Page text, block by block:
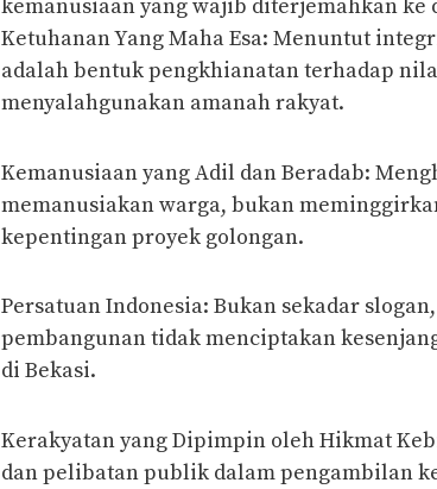
kemanusiaan yang wajib diterjemahkan ke
​Ketuhanan Yang Maha Esa: Menuntut
adalah bentuk pengkhianatan terhadap
menyalahgunakan amanah rakyat.
​Kemanusiaan yang Adil dan Beradab:
memanusiakan warga, bukan
kepentingan proyek golongan.
​Persatuan Indonesia: Bukan sekadar
pembangunan tidak menciptakan
di Bekasi.
​Kerakyatan yang Dipimpin oleh Hikmat
dan pelibatan publik dalam pengambilan